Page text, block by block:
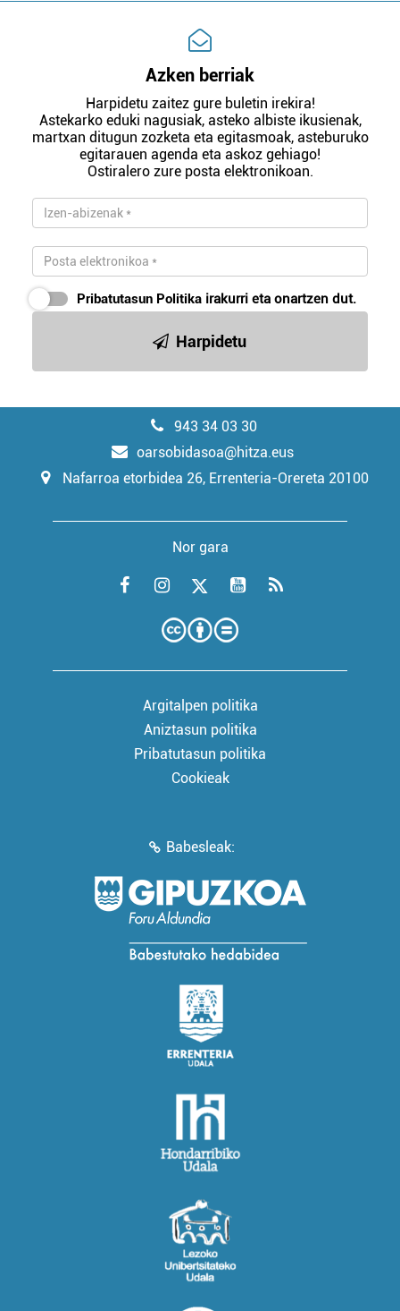
Azken berriak
Harpidetu zaitez gure buletin irekira!
Astekarko eduki nagusiak, asteko albiste ikusienak,
martxan ditugun zozketa eta egitasmoak, asteburuko
egitarauen agenda eta askoz gehiago!
Ostiralero zure posta elektronikoan.
Pribatutasun Politika irakurri eta onartzen dut.
Harpidetu
943 34 03 30
oarsobidasoa@hitza.eus
Nafarroa etorbidea 26, Errenteria-Orereta 20100
Nor gara
Argitalpen politika
Aniztasun politika
Pribatutasun politika
Cookieak
Babesleak: